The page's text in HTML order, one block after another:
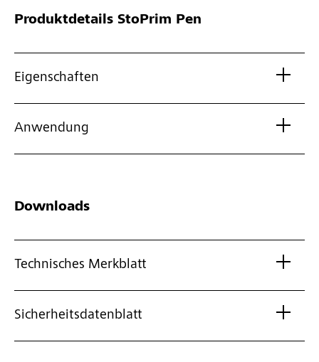
Produktdetails StoPrim Pen
Eigenschaften
Anwendung
Downloads
Technisches Merkblatt
Sicherheitsdatenblatt